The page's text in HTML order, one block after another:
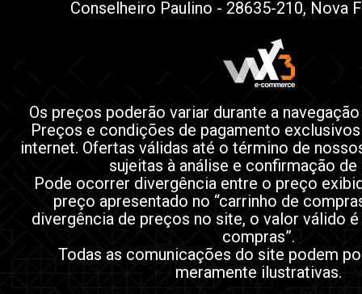
Conselheiro Paulino - 28635-210, Nova
Os preços poderão variar durante a
Preços e condições de pagamento
internet. Ofertas válidas até o término de
sujeitas à análise e confirmação de
Pode ocorrer divergência entre o preço
preço apresentado no “carrinho de
divergência de preços no site, o valor válido é
compras”.
Todas as comunicações do site podem
meramente ilustrativas.